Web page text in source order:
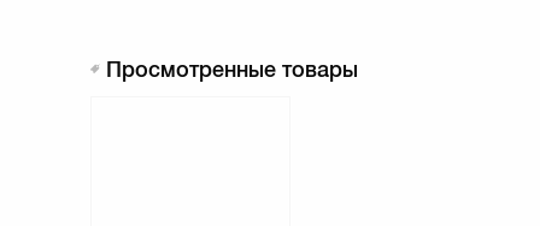
Просмотренные товары